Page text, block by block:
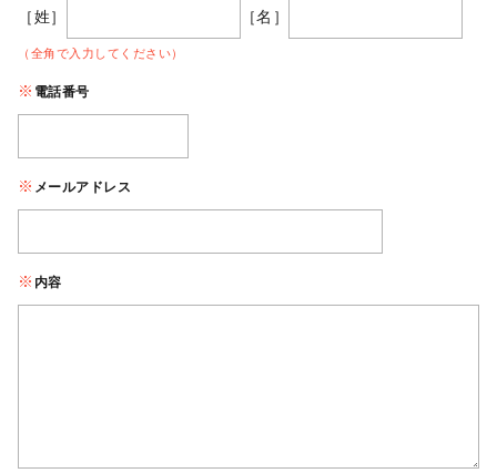
［姓］ ［名］
（全角で入力してください）
電話番号
メールアドレス
内容